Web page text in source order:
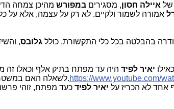
של איילה חסון, מסגיריםבמפורש מהיכן צמחה
אמורה לשמור ולקיים. לא רק על עצמה, אלא על
בהבלטה בכל כלי התקשורת, כולל גלובס,
יאיר לפיד היה עד מפתח בתיק אלף וכאלו זה
https://www.youtube.com/.לשאלה האם
אחד לא הכריז על יאיר לפיד כעד מפתח, זוהי